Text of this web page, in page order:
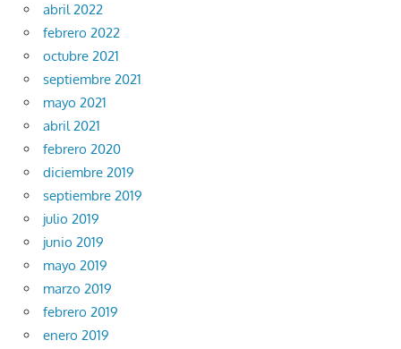
abril 2022
febrero 2022
octubre 2021
septiembre 2021
mayo 2021
abril 2021
febrero 2020
diciembre 2019
septiembre 2019
julio 2019
junio 2019
mayo 2019
marzo 2019
febrero 2019
enero 2019